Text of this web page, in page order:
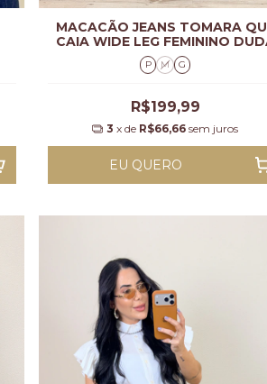
MACACÃO JEANS TOMARA
CAIA WIDE LEG FEMININO
P M G
R$199,99
3 x de R$66,66 sem juros
EU QUERO